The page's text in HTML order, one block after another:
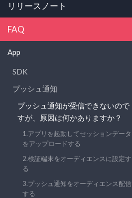
リリースノート
FAQ
App
SDK
プッシュ通知
プッシュ通知が受信できないので
すが、原因は何かありますか？
1.アプリを起動してセッションデータ
をアップロードする
2.検証端末をオーディエンスに設定す
る
3.プッシュ通知をオーディエンス配信
する